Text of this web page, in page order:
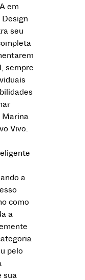
em
seu
sempre
Marina
Vivo.
a
como
a
pelo
sua